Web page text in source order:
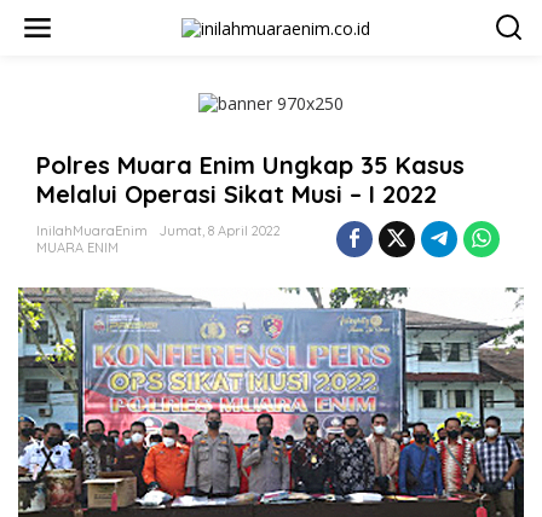
Polres Muara Enim Ungkap 35 Kasus
Melalui Operasi Sikat Musi – I 2022
InilahMuaraEnim
Jumat, 8 April 2022
MUARA ENIM